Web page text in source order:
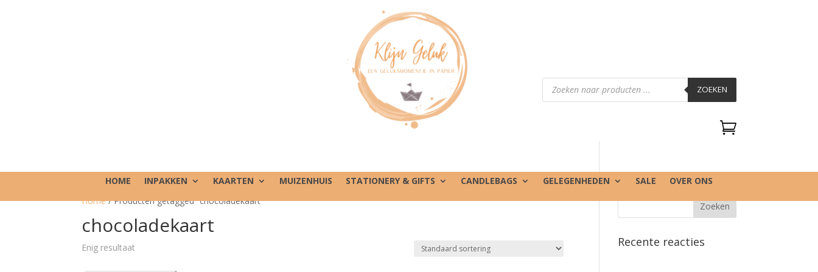
Producten
zoeken ZOEKEN

HOME INPAKKEN KAARTEN MUIZENHUIS STATIONERY & GIFTS CANDLEBAGS GELEGENHEDEN SALE
OVER ONS
Home/ Producten getagged “chocoladekaart”
chocoladekaart
Enig resultaat Recente reacties